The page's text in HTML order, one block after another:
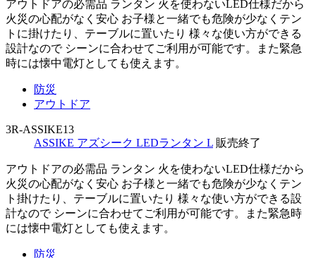
アウトドアの必需品 ランタン 火を使わないLED仕様だから
火災の心配がなく安心 お子様と一緒でも危険が少なくテン
トに掛けたり、テーブルに置いたり 様々な使い方ができる
設計なので シーンに合わせてご利用が可能です。また緊急
時には懐中電灯としても使えます。
防災
アウトドア
3R-ASSIKE13
ASSIKE アズシーク LEDランタン L 販売終了
アウトドアの必需品 ランタン 火を使わないLED仕様だから
火災の心配がなく安心 お子様と一緒でも危険が少なくテン
ト掛けたり、テーブルに置いたり 様々な使い方ができる設
計なので シーンに合わせてご利用が可能です。また緊急時
には懐中電灯としても使えます。
防災